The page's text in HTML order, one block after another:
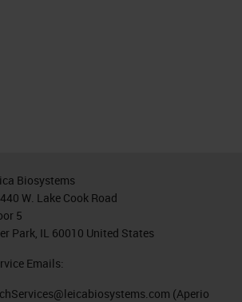
Biosystems
W. Lake Cook Road
5
Park, IL 60010 United States
Emails:
(Aperio